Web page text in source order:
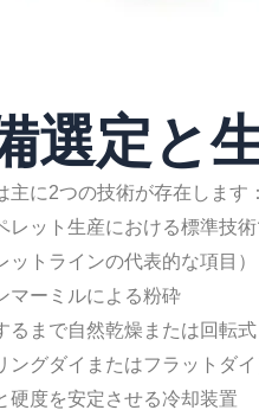
選定と
主に2つの技術が存在しま
レット生産における標準技
ットラインの代表的な項目）
マーミルによる粉砕
るまで自然乾燥または回転
ングダイまたはフラットダ
硬度を安定させる冷却装置